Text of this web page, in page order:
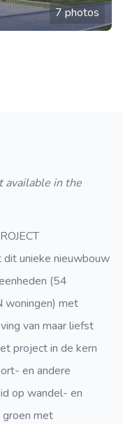
7 photos
available in the
dit unieke nieuwbouw
(54
woningen) met
van maar liefst
project in de kern
en andere
op wandel- en
groen met